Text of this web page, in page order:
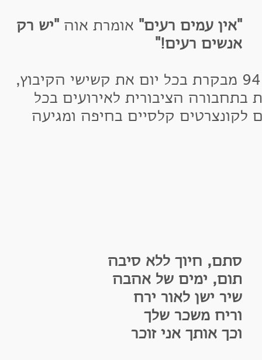
עמים רעים"אומרת אוה "יש רק
רעים!"
שחגגה הקיץ יומולדת 94 מבקרת בכל יום את קשישי הקיבוץ,
הציבורית לאירועים בכל
קלסיים בחיפה ומגיעה
חיוך ללא סיבה
ימים של אהבה
ישן לאור ירח
משכר שלך
אותך אני זוכר